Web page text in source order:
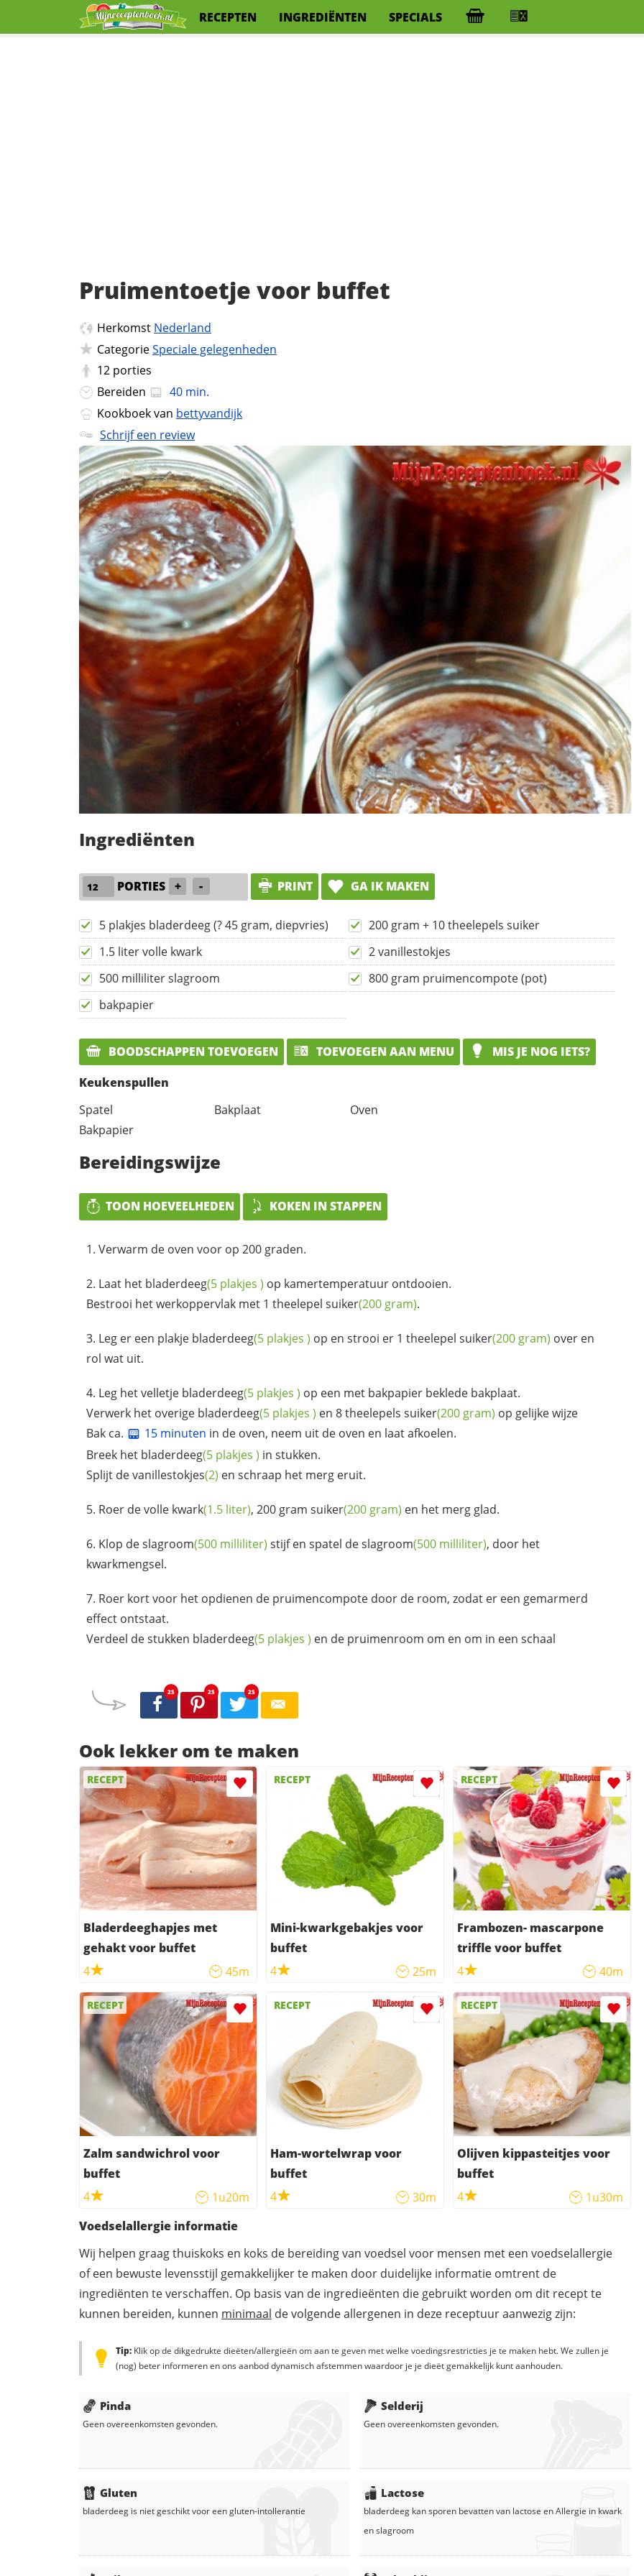
RECEPTEN INGREDIËNTEN SPECIALS
Pruimentoetje voor buffet
Herkomst Nederland
CategorieSpeciale gelegenheden
12 porties
Bereiden
40 min.
Kookboek van bettyvandijk
Schrijf een review
Ingrediënten
PORTIES + - PRINT GA IK MAKEN
5 plakjes bladerdeeg (? 45 gram, diepvries)
200 gram + 10 theelepels suiker
1.5 liter volle kwark
2 vanillestokjes
500 milliliter slagroom
800 gram pruimencompote (pot)
bakpapier
BOODSCHAPPEN TOEVOEGEN TOEVOEGEN AAN MENU
MIS JE NOG IETS?
Keukenspullen
Spatel
Bakplaat
Oven
Bakpapier
Bereidingswijze
TOON HOEVEELHEDEN KOKEN IN STAPPEN
Verwarm de oven voor op 200 graden.
Laat het bladerdeeg(5 plakjes ) op kamertemperatuur ontdooien.
Bestrooi het werkoppervlak met 1 theelepel suiker(200 gram).
Leg er een plakje bladerdeeg(5 plakjes ) op en strooi er 1 theelepel suiker(200 gram) over en
rol wat uit.
Leg het velletje bladerdeeg(5 plakjes ) op een met bakpapier beklede bakplaat.
Verwerk het overige bladerdeeg(5 plakjes ) en 8 theelepels suiker(200 gram) op gelijke wijze
Bak ca.
15 minuten in de oven, neem uit de oven en laat afkoelen.
Breek het bladerdeeg(5 plakjes ) in stukken.
Splijt devanillestokjes(2) en schraap het merg eruit.
Roer de volle kwark(1.5 liter), 200 gram suiker(200 gram) en het merg glad.
Klop deslagroom(500 milliliter) stijf en spatel deslagroom(500 milliliter), door het
kwarkmengsel.
Roer kort voor het opdienen de pruimencompote door de room, zodat er een gemarmerd
effect ontstaat.
Verdeel de stukken bladerdeeg(5 plakjes ) en de pruimenroom om en om in een schaal
25 25 25
Ook lekker om te maken
RECEPT
Bladerdeeghapjes met
gehakt voor buffet
4
45m
RECEPT
Mini-kwarkgebakjes voor
buffet
4
25m
RECEPT
Frambozen- mascarpone
triffle voor buffet
4
40m
RECEPT
Zalm sandwichrol voor
buffet
4
1u20m
RECEPT
Ham-wortelwrap voor
buffet
4
30m
RECEPT
Olijven kippasteitjes voor
buffet
4
1u30m
Voedselallergie informatie
Wij helpen graag thuiskoks en koks de bereiding van voedsel voor mensen met een voedselallergie
of een bewuste levensstijl gemakkelijker te maken door duidelijke informatie omtrent de
ingrediënten te verschaffen. Op basis van de ingredieënten die gebruikt worden om dit recept te
kunnen bereiden, kunnen minimaal de volgende allergenen in deze receptuur aanwezig zijn:
Tip: Klik op de dikgedrukte dieëten/allergieën om aan te geven met welke voedingsrestricties je te maken hebt. We zullen je
(nog) beter informeren en ons aanbod dynamisch afstemmen waardoor je je dieët gemakkelijk kunt aanhouden.
Pinda
Geen overeenkomsten gevonden.
Gluten
bladerdeeg is niet geschikt voor een gluten-intollerantie
Selderij
Geen overeenkomsten gevonden.
Lactose
bladerdeeg kan sporen bevatten van lactose enAllergie in kwark
enslagroom